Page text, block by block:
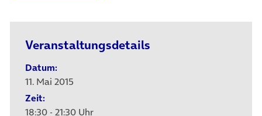
Veranstaltungsdetails
Datum:
11. Mai 2015
Zeit:
18:30 - 21:30 Uhr